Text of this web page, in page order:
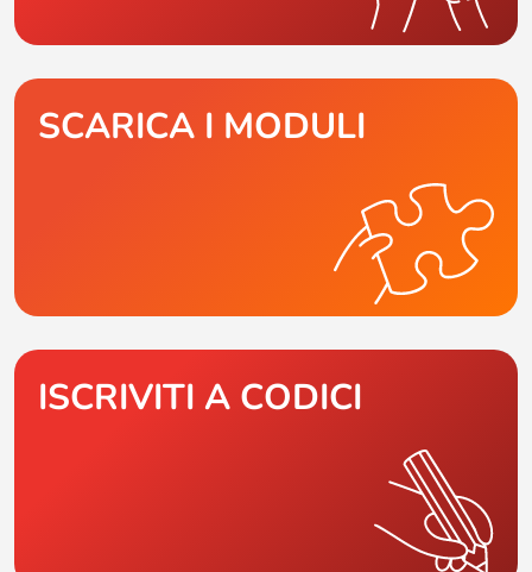
SCARICA I MODULI
ISCRIVITI A CODICI